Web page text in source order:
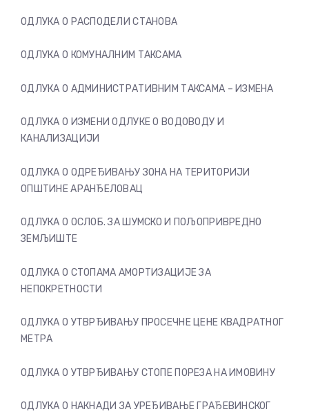
ОДЛУКА О РАСПОДЕЛИ СТАНОВА
ОДЛУКА О КОМУНАЛНИМ ТАКСАМА
ОДЛУКА О АДМИНИСТРАТИВНИМ ТАКСАМА – ИЗМЕНА
ОДЛУКА О ИЗМЕНИ ОДЛУКЕ О ВОДОВОДУ И
КАНАЛИЗАЦИЈИ
ОДЛУКА О ОДРЕЂИВАЊУ ЗОНА НА ТЕРИТОРИЈИ
ОПШТИНЕ АРАНЂЕЛОВАЦ
ОДЛУКА О ОСЛОБ. ЗА ШУМСКО И ПОЉОПРИВРЕДНО
ЗЕМЉИШТЕ
ОДЛУКА О СТОПАМА АМОРТИЗАЦИЈЕ ЗА
НЕПОКРЕТНОСТИ
ОДЛУКА О УТВРЂИВАЊУ ПРОСЕЧНЕ ЦЕНЕ КВАДРАТНОГ
МЕТРА
ОДЛУКА О УТВРЂИВАЊУ СТОПЕ ПОРЕЗА НА ИМОВИНУ
ОДЛУКА О НАКНАДИ ЗА УРЕЂИВАЊЕ ГРАЂЕВИНСКОГ